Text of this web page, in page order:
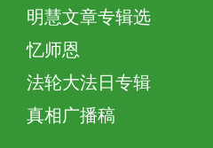
明慧文章专辑选
忆师恩
法轮大法日专辑
真相广播稿